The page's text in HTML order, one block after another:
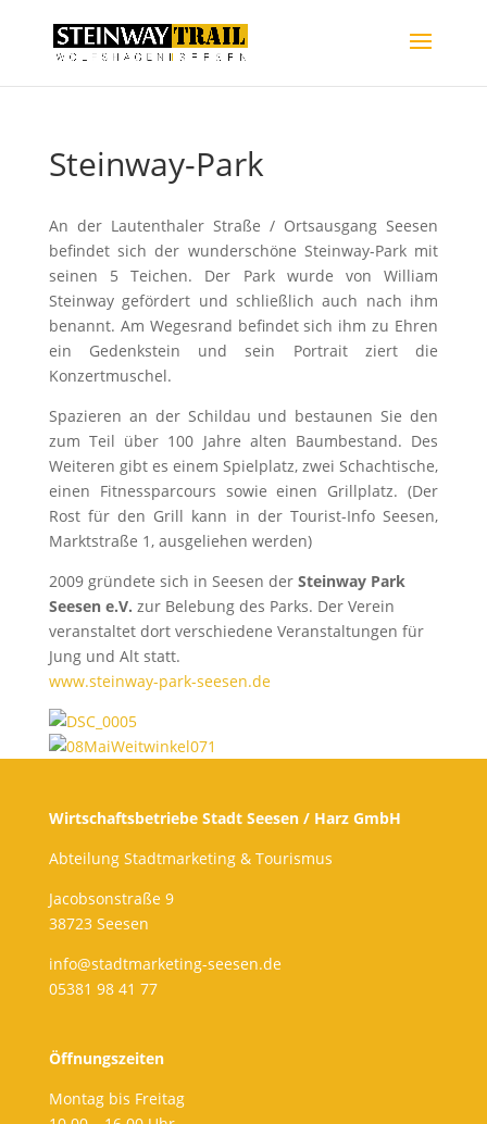
Steinway-Park
An der Lautenthaler Straße / Ortsausgang Seesen
befindet sich der wunderschöne Steinway-Park mit
seinen 5 Teichen. Der Park wurde von William
Steinway gefördert und schließlich auch nach ihm
benannt. Am Wegesrand befindet sich ihm zu Ehren
ein Gedenkstein und sein Portrait ziert die
Konzertmuschel.
Spazieren an der Schildau und bestaunen Sie den
zum Teil über 100 Jahre alten Baumbestand. Des
Weiteren gibt es einem Spielplatz, zwei Schachtische,
einen Fitnessparcours sowie einen Grillplatz. (Der
Rost für den Grill kann in der Tourist-Info Seesen,
Marktstraße 1, ausgeliehen werden)
2009 gründete sich in Seesen derSteinway Park
Seesen e.V. zur Belebung des Parks. Der Verein
veranstaltet dort verschiedene Veranstaltungen für
Jung und Alt statt.
www.steinway-park-seesen.de
Wirtschaftsbetriebe Stadt Seesen / Harz GmbH
Abteilung Stadtmarketing & Tourismus
Jacobsonstraße 9
38723 Seesen
info@stadtmarketing-seesen.de
05381 98 41 77
Öffnungszeiten
Montag bis Freitag